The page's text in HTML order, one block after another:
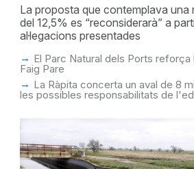
La proposta que contemplava una
del 12,5% es “reconsiderarà” a
al·legacions presentades
El Parc Natural dels Ports
Faig Pare
La Ràpita concerta un aval de 8
les possibles responsabilitats de